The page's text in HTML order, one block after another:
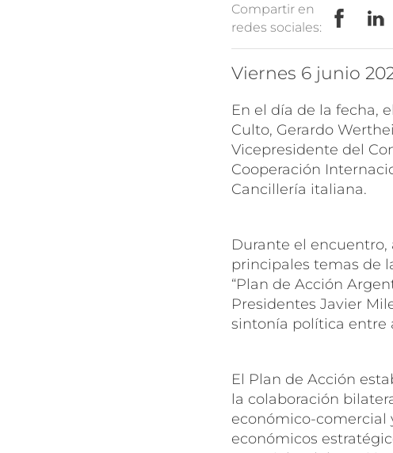
Compartir en
redes sociales:
viernes 6 junio
En el día de la fecha,
Culto, Gerardo
Vicepresidente del
Cooperación
Cancillería italiana.
Durante el
principales temas de
“Plan de Acción
Presidentes Javier
sintonía política entre
El Plan de Acción
la colaboración
económico-comercial
económicos